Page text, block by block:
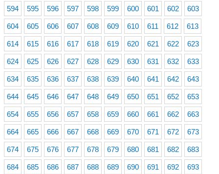
594 595 596 597 598 599 600 601 602 603
604 605 606 607 608 609 610 611 612 613
614 615 616 617 618 619 620 621 622 623
624 625 626 627 628 629 630 631 632 633
634 635 636 637 638 639 640 641 642 643
644 645 646 647 648 649 650 651 652 653
654 655 656 657 658 659 660 661 662 663
664 665 666 667 668 669 670 671 672 673
674 675 676 677 678 679 680 681 682 683
684 685 686 687 688 689 690 691 692 693